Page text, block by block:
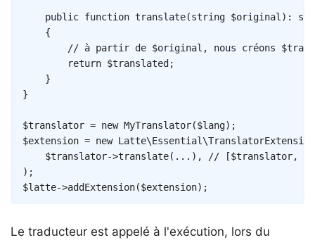
public function translate(string $original ) :
{
// à partir de $original, nous créons
return $translated ;
}
}
$translator = new MyTranslator($lang) ;
$extension = new Latte\Essential \TranslatorExtension
$translator->translate( ... ) ,
// [$translator,
) ;
$latte->addExtension($extension) ;
Le traducteur est appelé à l'exécution, lors du